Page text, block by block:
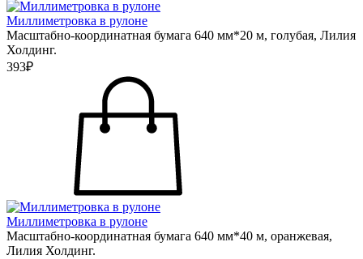
Миллиметровка в рулоне
Масштабно-координатная бумага 640 мм*20 м, голубая, Лилия
Холдинг.
393₽
Миллиметровка в рулоне
Масштабно-координатная бумага 640 мм*40 м, оранжевая,
Лилия Холдинг.